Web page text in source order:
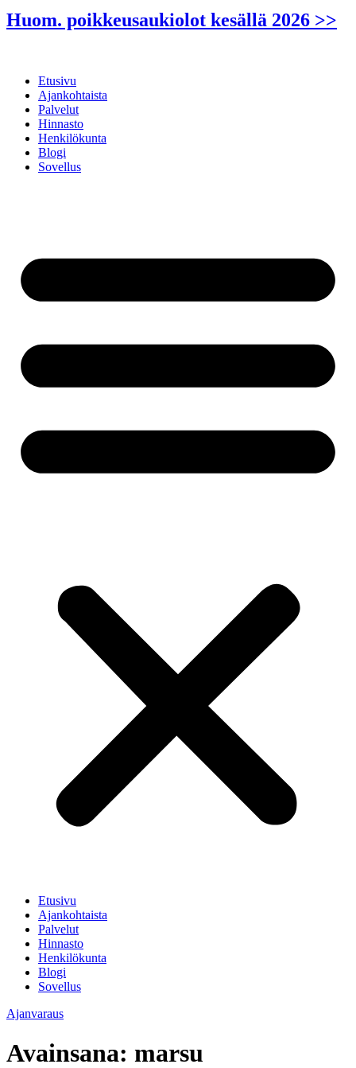
Huom. poikkeusaukiolot kesällä 2026 >>
Etusivu
Ajankohtaista
Palvelut
Hinnasto
Henkilökunta
Blogi
Sovellus
Etusivu
Ajankohtaista
Palvelut
Hinnasto
Henkilökunta
Blogi
Sovellus
Ajanvaraus
Avainsana: marsu